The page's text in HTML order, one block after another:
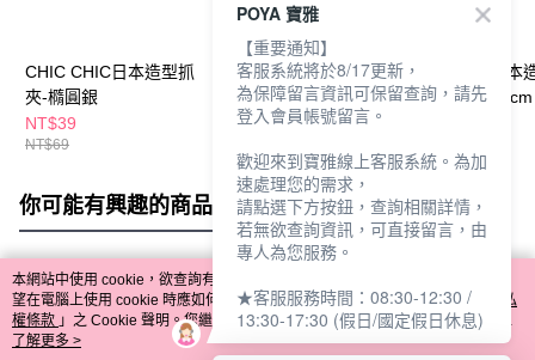
CHIC CHIC日本造型抓
夾-橢圓銀
NT$39
NT$69
CHIC CHIC日本造型抓
夾-交叉銀13.5cm
NT$149
CHIC CHIC日本
夾-波浪銀10.5cm
你可能有興趣的商品 全站排行
熱門標籤
本網站中使用 cookie，欲查詢有關本網站使用 cookie 方式之詳情，及若您不希
望在電腦上使用 cookie 時應如何變更電腦的 cookie 設定，請參閱本網站「
隱私
權條款 」之 Cookie 聲明。您繼續使用本網站即表示您同意本公司得按本網站使
用條款之 Cookie 聲明使用 cookie。
了解更多 >
POYA 寶雅
【重要通知】
客服系統將於8/17更新，
為保障留言資訊可保留查詢，請先
登入會員帳號留言。
歡迎來到寶雅線上客服系統。為加
速處理您的需求，
請點選下方按鈕，查詢相關詳情，
若無欲查詢資訊，可直接留言，由
專人為您服務。
★客服服務時間：08:30-12:30 /
13:30-17:30 (假日/國定假日休息)